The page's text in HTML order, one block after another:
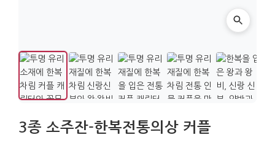
3종 소주잔-한복전통의상 커플